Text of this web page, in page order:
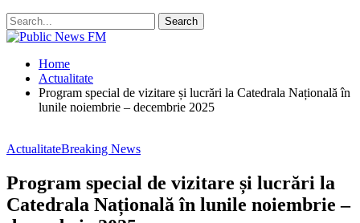
Home
Actualitate
Program special de vizitare și lucrări la Catedrala Națională în
lunile noiembrie – decembrie 2025
ActualitateBreaking News
Program special de vizitare și lucrări la
Catedrala Națională în lunile noiembrie –